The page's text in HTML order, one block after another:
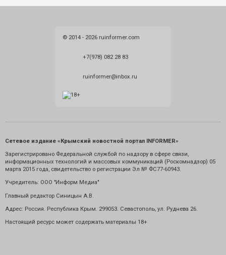
© 2014 - 2026 ruinformer.com
+7(978) 082 28 83
ruinformer@inbox.ru
Сетевое издание «Крымский новостной портал INFORMER»
Зарегистрировано Федеральной службой по надзору в сфере связи,
информационных технологий и массовых коммуникаций (Роскомнадзор) 05
марта 2015 года, свидетельство о регистрации Эл № ФС77-60943.
Учредитель: ООО "Информ Медиа"
Главный редактор Синицын А.В.
Адрес: Россия. Республика Крым. 299053. Севастополь, ул. Руднева 26.
Настоящий ресурс может содержать материалы 18+